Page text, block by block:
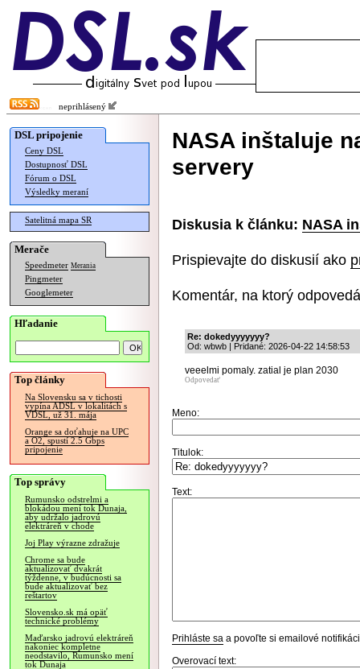
neprihlásený
DSL pripojenie
Ceny DSL
Dostupnosť DSL
Fórum o DSL
Výsledky meraní
Satelitná mapa SR
Merače
Speedmeter Merania
Pingmeter
Googlemeter
Hľadanie
Top články
Na Slovensku sa v tichosti
vypína ADSL v lokalitách s
VDSL, už 31. mája
Orange sa doťahuje na UPC
a O2, spustí 2.5 Gbps
pripojenie
Top správy
Rumunsko odstrelmi a
blokádou mení tok Dunaja,
aby udržalo jadrovú
elektráreň v chode
Joj Play výrazne zdražuje
Chrome sa bude
aktualizovať dvakrát
týždenne, v budúcnosti sa
bude aktualizovať bez
reštartov
Slovensko.sk má opäť
technické problémy
Maďarsko jadrovú elektráreň
nakoniec kompletne
neodstavilo, Rumunsko mení
tok Dunaja
NASA inštaluje
servery
Diskusia k článku: NASA
Prispievajte do diskusií ako
Komentár, na ktorý
Re: dokedyyyyyyy?
Od: wbwb | Pridané: 2026-04-22 14:58:53
veeelmi pomaly. zatial je plan 2030
Odpovedať
Meno:
Titulok:
Text:
Prihláste sa a povoľte si emailové
Overovací text: